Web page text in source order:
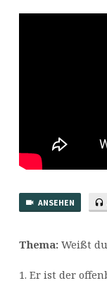
15
ANSEHEN
Thema:Weißt
1. Er ist der